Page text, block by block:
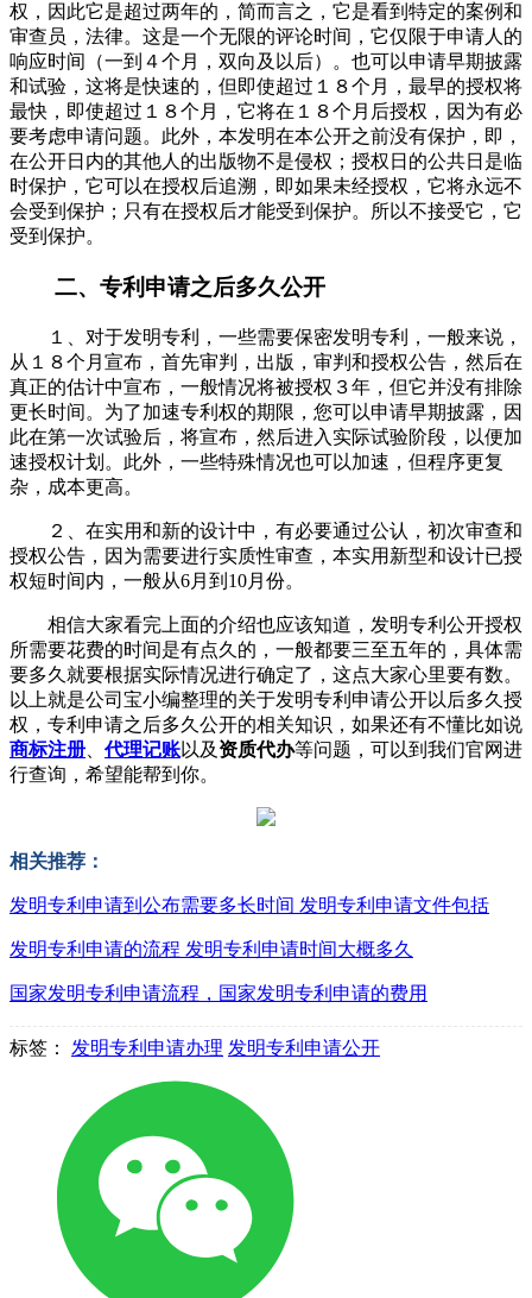
权，因此它是超过两年的，简而言之，它是看到特定的案例和
审查员，法律。这是一个无限的评论时间，它仅限于申请人的
响应时间（一到４个月，双向及以后）。也可以申请早期披露
和试验，这将是快速的，但即使超过１８个月，最早的授权将
最快，即使超过１８个月，它将在１８个月后授权，因为有必
要考虑申请问题。此外，本发明在本公开之前没有保护，即，
在公开日内的其他人的出版物不是侵权；授权日的公共日是临
时保护，它可以在授权后追溯，即如果未经授权，它将永远不
会受到保护；只有在授权后才能受到保护。所以不接受它，它
受到保护。
二、专利申请之后多久公开
１、对于发明专利，一些需要保密发明专利，一般来说，
从１８个月宣布，首先审判，出版，审判和授权公告，然后在
真正的估计中宣布，一般情况将被授权３年，但它并没有排除
更长时间。为了加速专利权的期限，您可以申请早期披露，因
此在第一次试验后，将宣布，然后进入实际试验阶段，以便加
速授权计划。此外，一些特殊情况也可以加速，但程序更复
杂，成本更高。
２、在实用和新的设计中，有必要通过公认，初次审查和
授权公告，因为需要进行实质性审查，本实用新型和设计已授
权短时间内，一般从6月到10月份。
相信大家看完上面的介绍也应该知道，发明专利公开授权
所需要花费的时间是有点久的，一般都要三至五年的，具体需
要多久就要根据实际情况进行确定了，这点大家心里要有数。
以上就是公司宝小编整理的关于发明专利申请公开以后多久授
权，专利申请之后多久公开的相关知识，如果还有不懂比如说
商标注册 、代理记账以及 资质代办等问题，可以到我们官网进
行查询，希望能帮到你。
相关推荐：
发明专利申请到公布需要多长时间 发明专利申请文件包括
发明专利申请的流程 发明专利申请时间大概多久
国家发明专利申请流程，国家发明专利申请的费用
标签： 发明专利申请办理 发明专利申请公开